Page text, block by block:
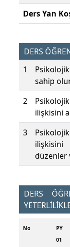
Ders Yan
DERS
1
sahip
2
ilişkisini
3
düzenler
DERS
No
PY
01